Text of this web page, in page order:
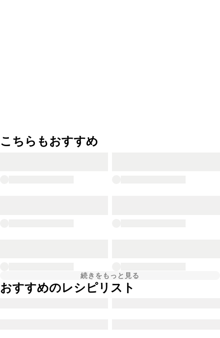
こちらもおすすめ
続きをもっと見る
おすすめのレシピリスト